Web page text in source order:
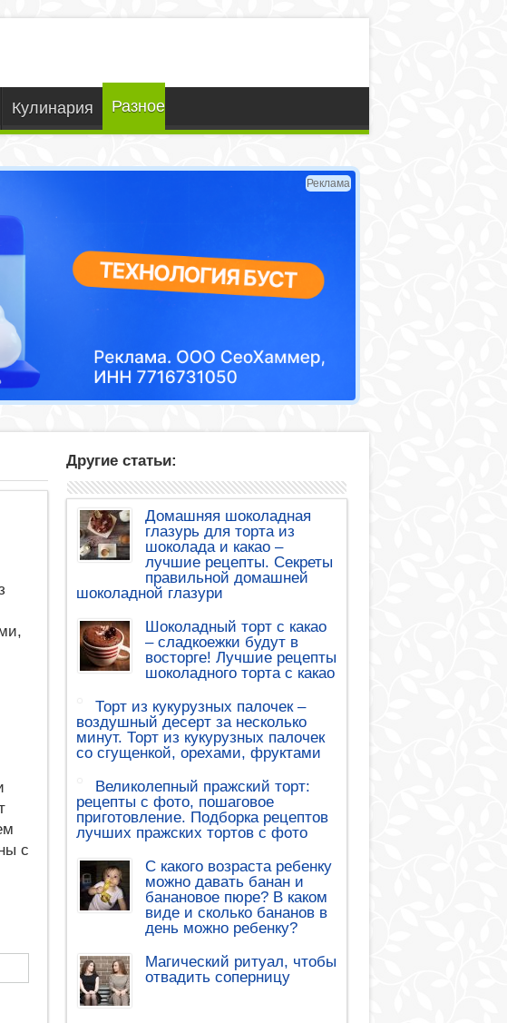
Кулинария Разное
Реклама
с
Другие статьи:
Домашняя шоколадная
глазурь для торта из
шоколада и какао –
лучшие рецепты. Секреты
правильной домашней
шоколадной глазури
Шоколадный торт с какао
– сладкоежки будут в
восторге! Лучшие рецепты
шоколадного торта с какао
Торт из кукурузных палочек –
воздушный десерт за несколько
минут. Торт из кукурузных палочек
со сгущенкой, орехами, фруктами
Великолепный пражский торт:
рецепты с фото, пошаговое
приготовление. Подборка рецептов
лучших пражских тортов с фото
С какого возраста ребенку
можно давать банан и
банановое пюре? В каком
виде и сколько бананов в
день можно ребенку?
Магический ритуал, чтобы
отвадить соперницу